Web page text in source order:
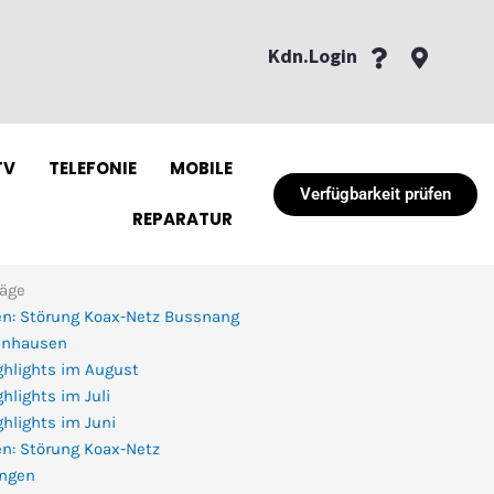
Kdn.Login
TELEFONIE MOBILE
REPARATUR
Verfügbarkeit prüfen
Störung Koax-Netz Bussnang
im August
im Juli
im Juni
Störung Koax-Netz